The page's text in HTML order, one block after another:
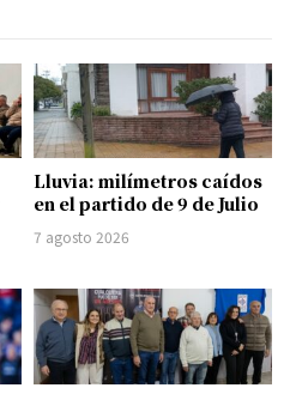
Lluvia: milímetros caídos
en el partido de 9 de Julio
7 agosto 2026